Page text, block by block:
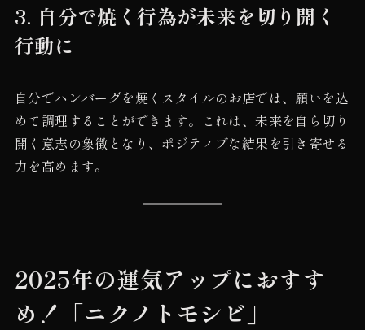
3. 自分で焼く行為が未来を切り開く
行動に
自分でハンバーグを焼くスタイルのお店では、願いを込
めて調理することができます。これは、未来を自ら切り
開く意志の象徴となり、ポジティブな結果を引き寄せる
力を高めます。
2025年の運気アップにおすす
め！「ニクノトモシビ」